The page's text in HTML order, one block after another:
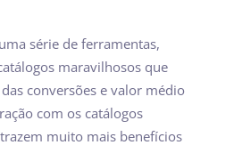
série de ferramentas,
maravilhosos que
conversões e valor médio
com os catálogos
muito mais benefícios